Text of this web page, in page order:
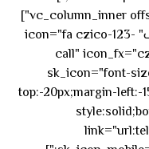
[vc_row_inner][vc_column_inner offset="vc_col-md-4"]
[cz_service_box title="رقم الهاتف" icon="fa czico-123-
call"
sk_icon="font-
top:-20px;margin-